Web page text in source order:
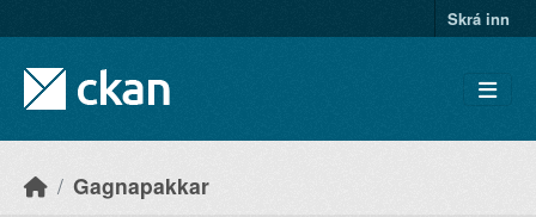
Skrá inn
Gagnapakkar